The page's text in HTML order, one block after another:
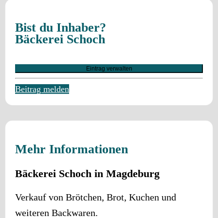
Bist du Inhaber?
Bäckerei Schoch
Eintrag verwalten
Beitrag melden
Mehr Informationen
Bäckerei Schoch in Magdeburg
Verkauf von Brötchen, Brot, Kuchen und
weiteren Backwaren.